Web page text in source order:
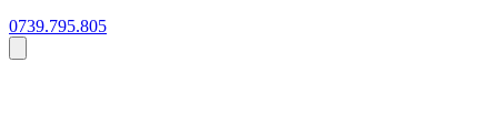
0739.795.805